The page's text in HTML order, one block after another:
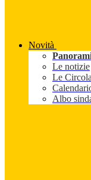
Novità
Le notizie
Le
Albo